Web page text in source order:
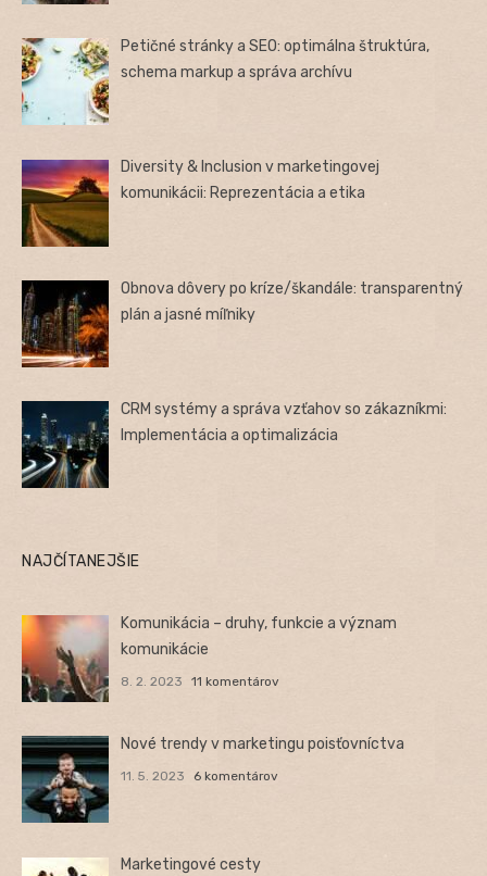
Petičné stránky a SEO: optimálna štruktúra,
schema markup a správa archívu
Diversity & Inclusion v marketingovej
komunikácii: Reprezentácia a etika
Obnova dôvery po kríze/škandále: transparentný
plán a jasné míľniky
CRM systémy a správa vzťahov so zákazníkmi:
Implementácia a optimalizácia
NAJČÍTANEJŠIE
Komunikácia – druhy, funkcie a význam
komunikácie
8. 2. 2023 11 komentárov
Nové trendy v marketingu poisťovníctva
11. 5. 2023 6 komentárov
Marketingové cesty